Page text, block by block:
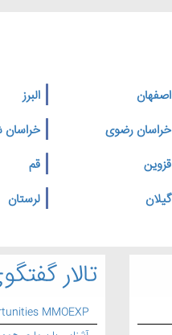
اصفهان البرز
خراسان رضوی خراسان
قزوین قم
گیلان لرستان
تالار
MMOEXP